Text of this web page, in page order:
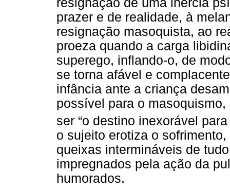
prazer e de realidade, à
resignação masoquista, ao
proeza quando a carga
superego, inflando-o, de
se torna afável e
infância ante a criança
possível para o
ser “o destino inexorável
o sujeito erotiza o
queixas intermináveis de
impregnados pela ação da
humorados.